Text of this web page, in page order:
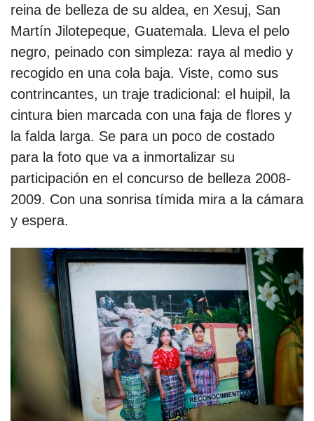
reina de belleza de su aldea, en Xesuj, San
Martín Jilotepeque, Guatemala. Lleva el pelo
negro, peinado con simpleza: raya al medio y
recogido en una cola baja. Viste, como sus
contrincantes, un traje tradicional: el huipil, la
cintura bien marcada con una faja de flores y
la falda larga. Se para un poco de costado
para la foto que va a inmortalizar su
participación en el concurso de belleza 2008-
2009. Con una sonrisa tímida mira a la cámara
y espera.